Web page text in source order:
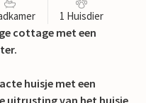
1 Huisdier
cottage met een
huisje met een